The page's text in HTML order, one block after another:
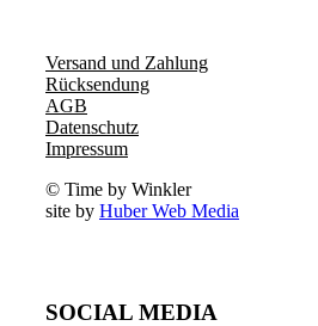
Versand und Zahlung
Rücksendung
AGB
Datenschutz
Impressum
© Time by Winkler
site by Huber Web Media
SOCIAL MEDIA